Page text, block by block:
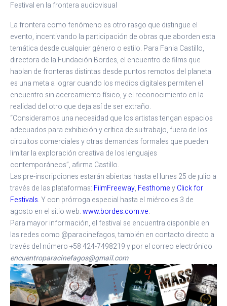
Festival en la frontera audiovisual
La frontera como fenómeno es otro rasgo que distingue el
evento, incentivando la participación de obras que aborden esta
temática desde cualquier género o estilo. Para Fania Castillo,
directora de la Fundación Bordes, el encuentro de films que
hablan de fronteras distintas desde puntos remotos del planeta
es una meta a lograr cuando los medios digitales permiten el
encuentro sin acercamiento físico, y el reconocimiento en la
realidad del otro que deja así de ser extraño.
“Consideramos una necesidad que los artistas tengan espacios
adecuados para exhibición y crítica de su trabajo, fuera de los
circuitos comerciales y otras demandas formales que pueden
limitar la exploración creativa de los lenguajes
contemporáneos”, afirma Castillo.
Las pre-inscripciones estarán abiertas hasta el lunes 25 de julio a
través de las plataformas: FilmFreeway, FesthomeyClick for
Festivals. Y con prórroga especial hasta el miércoles 3 de
agosto en el sitio web:www.bordes.com.ve.
Para mayor información, el festival se encuentra disponible en
las redes como @paracinefagos, también en contacto directo a
través del número +58 424-7498219 y por el correo electrónico
encuentroparacinefagos@gmail.com